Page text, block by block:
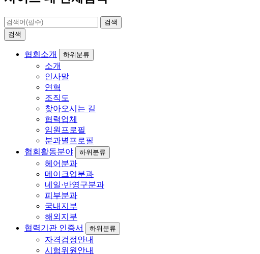
검색
검색
협회소개 하위분류
소개
인사말
연혁
조직도
찾아오시는 길
협력업체
임원프로필
분과별프로필
협회활동분야
하위분류
헤어분과
메이크업분과
네일·반영구분과
피부분과
국내지부
해외지부
협력기관 인증서
하위분류
자격검정안내
시험위원안내